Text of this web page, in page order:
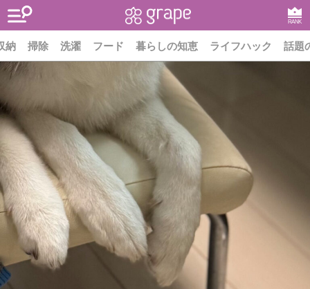
RANK
納 掃除 洗濯 フード 暮らしの知恵 ライフハック 話題